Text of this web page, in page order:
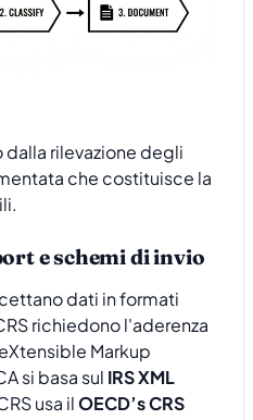
dalla rilevazione degli
che costituisce la
e schemi di invio
dati in formati
richiedono l'aderenza
Markup
si basa sul IRS XML
usa ilOECD’s CRS